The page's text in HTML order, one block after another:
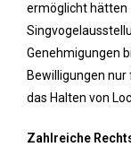
ermöglicht hätten
Genehmigungen
Bewilligungen
das Halten von
Zahlreiche